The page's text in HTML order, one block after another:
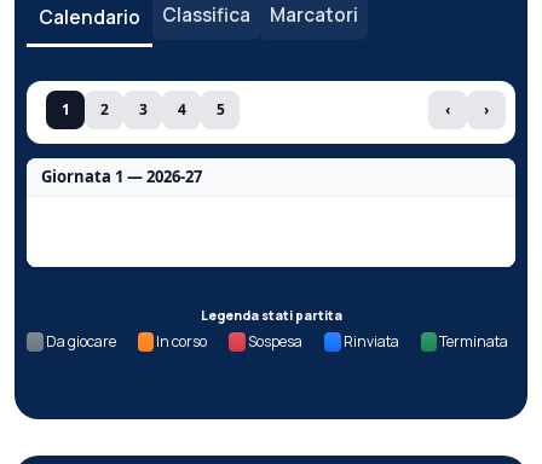
Calendario Classifica Marcatori
1 2 3 4 5 ‹ ›
Giornata 1 — 2026-27
Legenda stati partita
Da giocare In corso Sospesa Rinviata Terminata